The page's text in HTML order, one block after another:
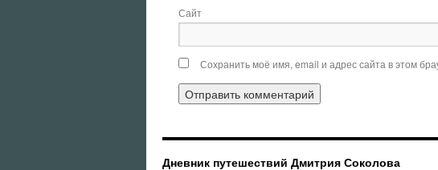
Сайт
Сохранить моё имя, email и адрес сайта в этом
Дневник путешествий Дмитрия Соколова